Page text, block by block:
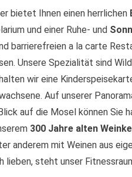
bietet Ihnen einen herrlichen
und einer Ruhe- und
barrierefreien a la carte
Unsere Spezialität sind
wir eine
Auf unserer
auf die Mosel können Sie
300 Jahre alten
anderem mit Weinen aus
lieben, steht unser